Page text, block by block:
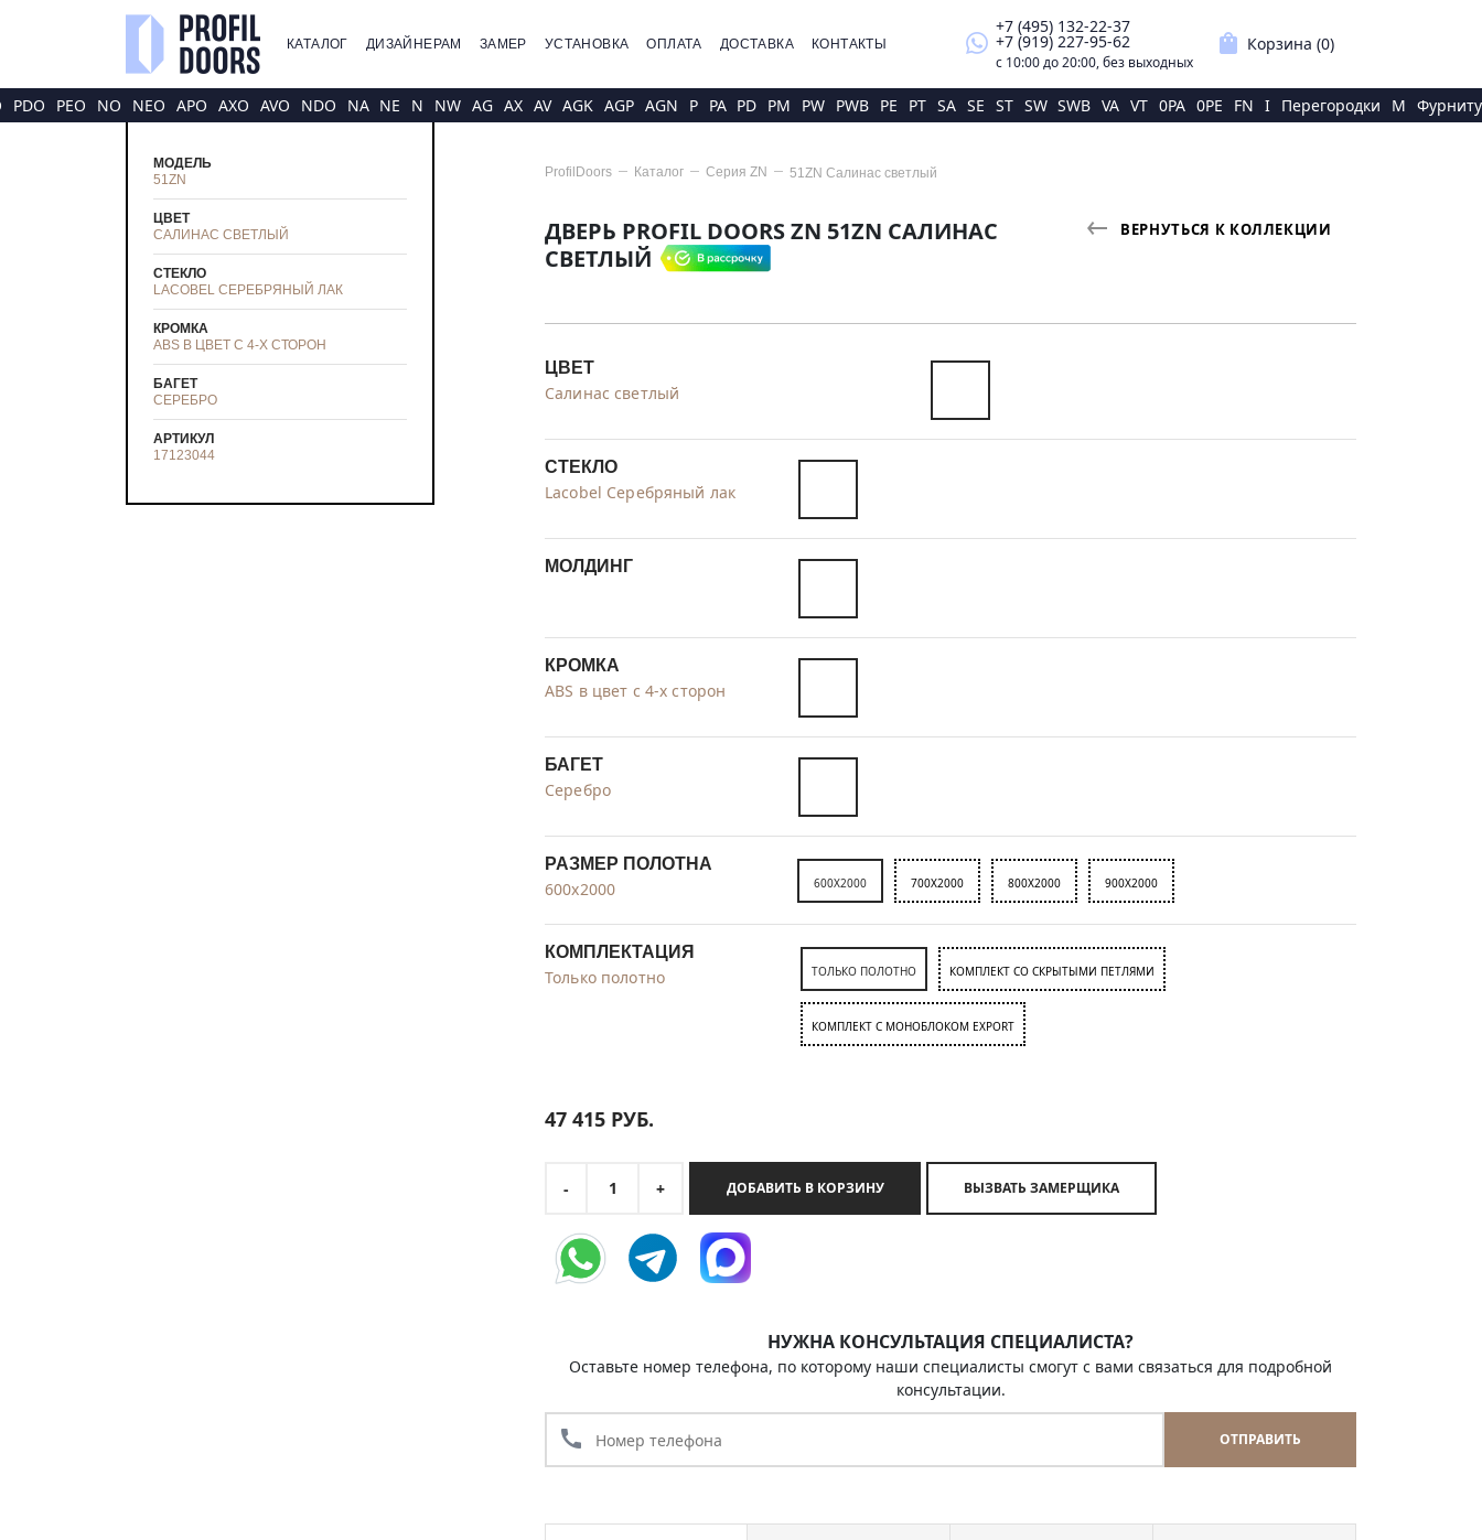
КАТАЛОГ ДИЗАЙНЕРАМ ЗАМЕР УСТАНОВКА ОПЛАТА ДОСТАВКА КОНТАКТЫ whatsapp
+7 (495) 132-22-37
+7 (919) 227-95-62
с 10:00 до 20:00, без выходных
shopping_bag Корзина (0)
PDO PEO NO NEO APO AXO AVO NDO NA NE N NW AG AX AV AGK AGP AGN P PA PD PM PW PWB PE PT SA SE ST SW SWB VA VT 0PA 0PE FN I Перегородки M
МОДЕЛЬ
51ZN
ЦВЕТ
САЛИНАС СВЕТЛЫЙ
СТЕКЛО
LACOBEL СЕРЕБРЯНЫЙ ЛАК
КРОМКА
ABS В ЦВЕТ С 4-Х СТОРОН
БАГЕТ
СЕРЕБРО
АРТИКУЛ
17123044
ProfilDoors Каталог Серия ZN 51ZN Салинас светлый
ДВЕРЬ PROFIL DOORS ZN 51ZN САЛИНАС
СВЕТЛЫЙ
ВЕРНУТЬСЯ К КОЛЛЕКЦИИ
ЦВЕТ
Салинас светлый
СТЕКЛО
Lacobel Серебряный лак
МОЛДИНГ
КРОМКА
ABS в цвет с 4-х сторон
БАГЕТ
Серебро
РАЗМЕР ПОЛОТНА
600x2000 600X2000 700X2000 800X2000 900X2000
КОМПЛЕКТАЦИЯ
Только полотно ТОЛЬКО ПОЛОТНО КОМПЛЕКТ СО СКРЫТЫМИ ПЕТЛЯМИ
КОМПЛЕКТ C МОНОБЛОКОМ EXPORT
47 415 РУБ.
- 1 + ДОБАВИТЬ В КОРЗИНУ ВЫЗВАТЬ ЗАМЕРЩИКА
НУЖНА КОНСУЛЬТАЦИЯ СПЕЦИАЛИСТА?
Оставьте номер телефона, по которому наши специалисты смогут с вами связаться для подробной
консультации.
call ОТПРАВИТЬ